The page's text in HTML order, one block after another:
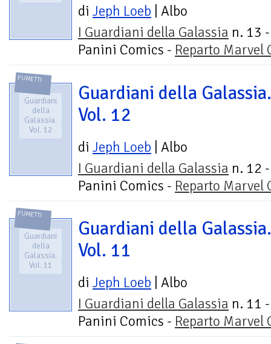
di Jeph Loeb | Albo
I Guardiani della Galassia n. 13 -
Panini Comics - Reparto Marvel
FUMETTI
Guardiani
della
Galassia.
Vol. 12
Guardiani della Galassia.
Vol. 12
di Jeph Loeb | Albo
I Guardiani della Galassia n. 12 -
Panini Comics - Reparto Marvel
FUMETTI
Guardiani
della
Galassia.
Vol. 11
Guardiani della Galassia.
Vol. 11
di Jeph Loeb | Albo
I Guardiani della Galassia n. 11 -
Panini Comics - Reparto Marvel